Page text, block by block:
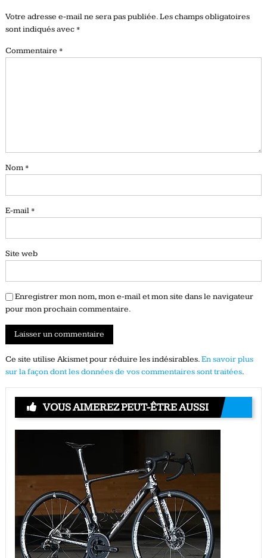
Votre adresse e-mail ne sera pas publiée.Les champs obligatoires
sont indiqués avec *
Commentaire *
Nom *
E-mail *
Site web
Enregistrer mon nom, mon e-mail et mon site dans le navigateur
pour mon prochain commentaire.
Ce site utilise Akismet pour réduire les indésirables.En savoir plus
sur la façon dont les données de vos commentaires sont traitées.
VOUS AIMEREZ PEUT-ÊTRE AUSSI